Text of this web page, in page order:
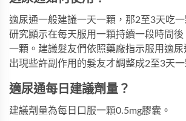
適尿通一般建議一天一顆，那2至3天吃
研究顯示在每天服用一顆持續一段時間
一顆。建議髮友們依照藥廠指示服用適
出現些許副作用的髮友才調整成2至3天一
適尿通每日建議劑量？
建議劑量為每日口服一顆0.5mg膠囊。